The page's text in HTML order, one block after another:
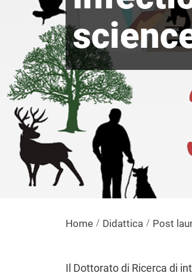
Home Didattica Post
Il Dottorato di Ricerca di